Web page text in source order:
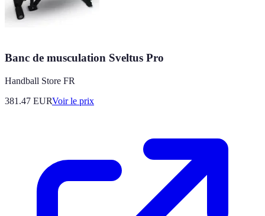
Banc de musculation Sveltus Pro
Handball Store FR
381.47 EURVoir le prix